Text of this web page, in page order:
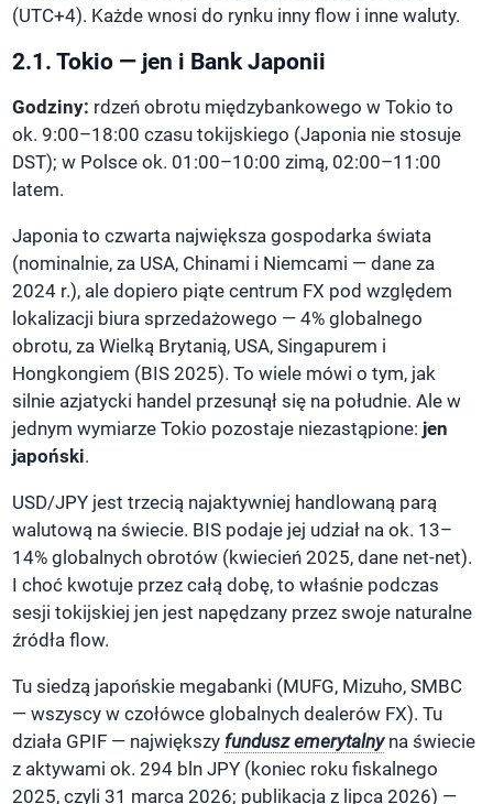
(UTC+4). Każde wnosi do rynku inny flow i inne waluty.
2.1. Tokio — jen i Bank Japonii
Godziny: rdzeń obrotu międzybankowego w Tokio to
ok. 9:00–18:00 czasu tokijskiego (Japonia nie stosuje
DST); w Polsce ok. 01:00–10:00 zimą, 02:00–11:00
latem.
Japonia to czwarta największa gospodarka świata
(nominalnie, za USA, Chinami i Niemcami — dane za
2024 r.), ale dopiero piąte centrum FX pod względem
lokalizacji biura sprzedażowego — 4% globalnego
obrotu, za Wielką Brytanią, USA, Singapurem i
Hongkongiem (BIS 2025). To wiele mówi o tym, jak
silnie azjatycki handel przesunął się na południe. Ale w
jednym wymiarze Tokio pozostaje niezastąpione: jen
japoński.
USD/JPY jest trzecią najaktywniej handlowaną parą
walutową na świecie. BIS podaje jej udział na ok. 13–
14% globalnych obrotów (kwiecień 2025, dane net-net).
I choć kwotuje przez całą dobę, to właśnie podczas
sesji tokijskiej jen jest napędzany przez swoje naturalne
źródła flow.
Tu siedzą japońskie megabanki (MUFG, Mizuho, SMBC
— wszyscy w czołówce globalnych dealerów FX). Tu
działa GPIF — największy fundusz emerytalnyna świecie
z aktywami ok. 294 bln JPY (koniec roku fiskalnego
2025, czyli 31 marca 2026; publikacja z lipca 2026) —